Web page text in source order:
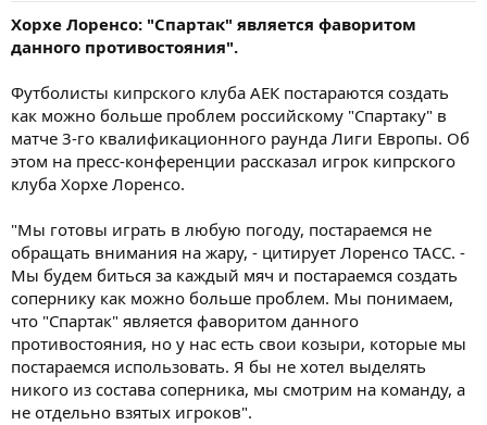
Хорхе Лоренсо: "Спартак" является фаворитом
данного противостояния".
Футболисты кипрского клуба АЕК постараются создать
как можно больше проблем российскому "Спартаку" в
матче 3-го квалификационного раунда Лиги Европы. Об
этом на пресс-конференции рассказал игрок кипрского
клуба Хорхе Лоренсо.
"Мы готовы играть в любую погоду, постараемся не
обращать внимания на жару, - цитирует Лоренсо ТАСС. -
Мы будем биться за каждый мяч и постараемся создать
сопернику как можно больше проблем. Мы понимаем,
что "Спартак" является фаворитом данного
противостояния, но у нас есть свои козыри, которые мы
постараемся использовать. Я бы не хотел выделять
никого из состава соперника, мы смотрим на команду, а
не отдельно взятых игроков".